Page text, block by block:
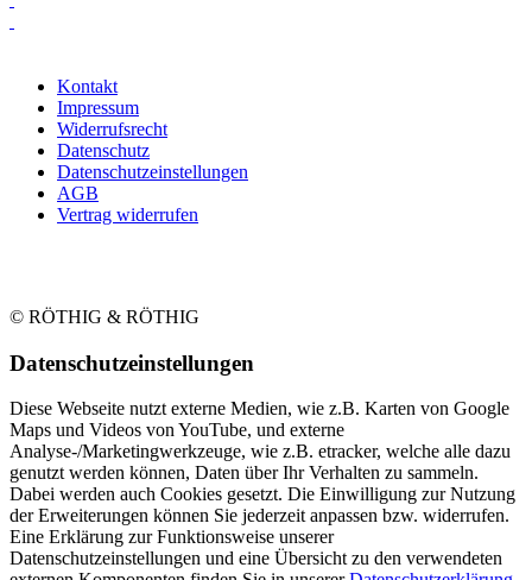
Kontakt
Impressum
Widerrufsrecht
Datenschutz
Datenschutzeinstellungen
AGB
Vertrag widerrufen
© RÖTHIG & RÖTHIG
Daten­schutz­ein­stellungen
Diese Webseite nutzt externe Medien, wie z.B. Karten von Google
Maps und Videos von YouTube, und externe
Analyse-/Marketingwerkzeuge, wie z.B. etracker, welche alle dazu
genutzt werden können, Daten über Ihr Verhalten zu sammeln.
Dabei werden auch Cookies gesetzt. Die Einwilligung zur Nutzung
der Erweiterungen können Sie jederzeit anpassen bzw. widerrufen.
Eine Erklärung zur Funktionsweise unserer
Datenschutzeinstellungen und eine Übersicht zu den verwendeten